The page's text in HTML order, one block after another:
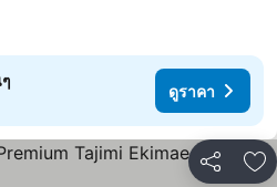
ดูราคา
แชร์ เ